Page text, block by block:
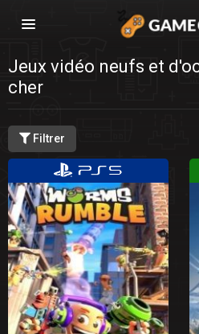
Basculer
navigation
Jeux vidéo neufs et
cher
Filtrer